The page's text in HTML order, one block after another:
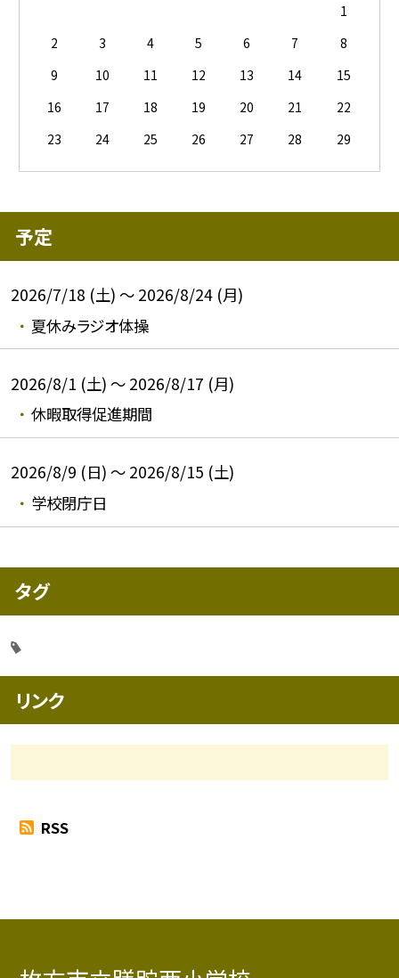
1
2
3 4 5 6 7
8
9
10 11 12 13 14
15
16
17 18 19 20 21
22
23
24 25 26 27 28 29
予定
2026/7/18 (土) ～ 2026/8/24 (月)
夏休みラジオ体操
2026/8/1 (土) ～ 2026/8/17 (月)
休暇取得促進期間
2026/8/9 (日) ～ 2026/8/15 (土)
学校閉庁日
タグ
リンク
RSS